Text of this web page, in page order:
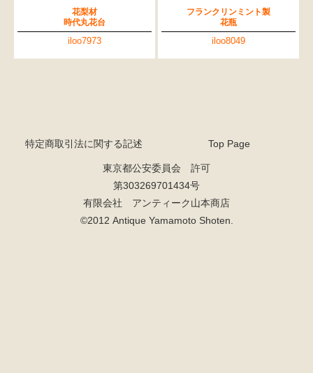
花梨材
時代丸花台
iloo7973
フランクリンミント製
花瓶
iloo8049
特定商取引法に関する記述 Top Page
東京都公安委員会 許可
第303269701434号
有限会社 アンティーク山本商店
©2012 Antique Yamamoto Shoten.